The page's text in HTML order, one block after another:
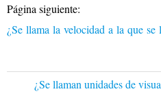
Página siguiente:
¿Se llama la velocidad a la que
¿Se llaman unidades de